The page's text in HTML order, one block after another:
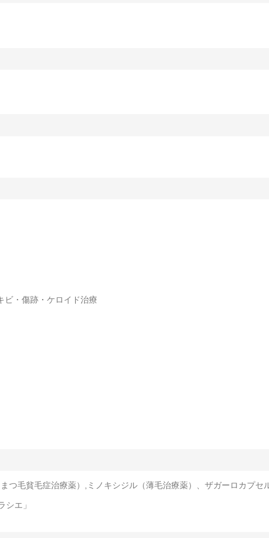
ビ・傷跡・ケロイド治療
つ毛貧毛症治療薬）,ミノキシジル（薄毛治療薬）、ザガーロカプセ
エ」